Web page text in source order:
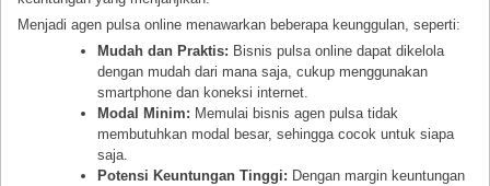
Menjadi agen pulsa online menawarkan beberapa keunggulan, seperti:
Mudah dan Praktis: Bisnis pulsa online dapat dikelola
dengan mudah dari mana saja, cukup menggunakan
smartphone dan koneksi internet.
Modal Minim: Memulai bisnis agen pulsa tidak
membutuhkan modal besar, sehingga cocok untuk siapa
saja.
Potensi Keuntungan Tinggi: Dengan margin keuntungan